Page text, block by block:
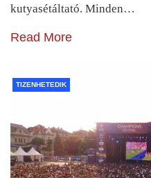
kutyasétáltató. Minden…
Read More
TIZENHETEDIK